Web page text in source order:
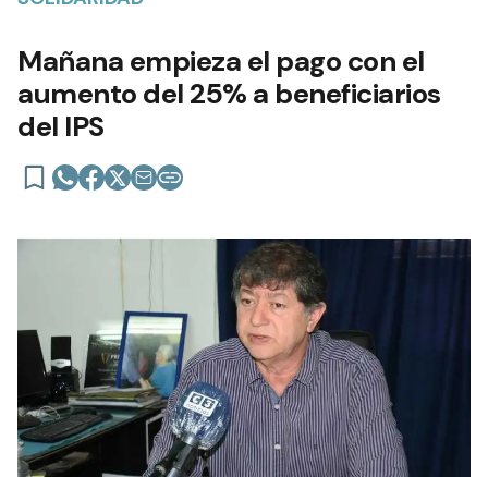
Mañana empieza el pago con el
aumento del 25% a beneficiarios
del IPS